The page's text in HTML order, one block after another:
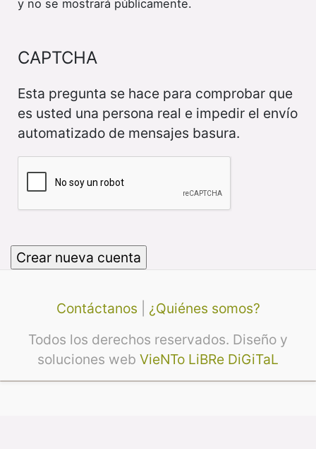
y no se mostrará públicamente.
CAPTCHA
Esta pregunta se hace para comprobar que
es usted una persona real e impedir el envío
automatizado de mensajes basura.
Contáctanos
¿Quiénes somos?
Todos los derechos reservados. Diseño y
soluciones web VieNTo LiBRe DiGiTaL